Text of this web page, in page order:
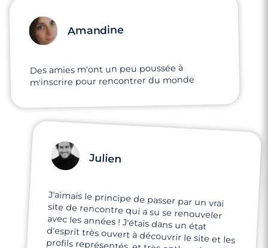
4 minutes
Rencontre à Tarascon
Amandine
Des amies m'ont un peu poussée à
m'inscrire pour rencontrer du monde
Julien
J'aimais le principe de passer par un vrai
site de rencontre qui a su se renouveler
avec les années ! J'étais dans un état
d'esprit très ouvert à découvrir le site et les
profils représentés, et très enthousiaste à